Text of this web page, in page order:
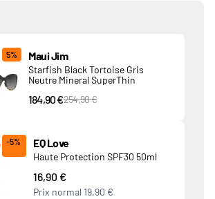
5% Maui Jim
Starfish Black Tortoise Gris
Neutre Mineral SuperThin
184,90 €PVC Price
254,90 €
MjQ4MTk= undefined
-5% EQ Love
Haute Protection SPF30 50ml
16,90 €
Prix normal 19,90 €